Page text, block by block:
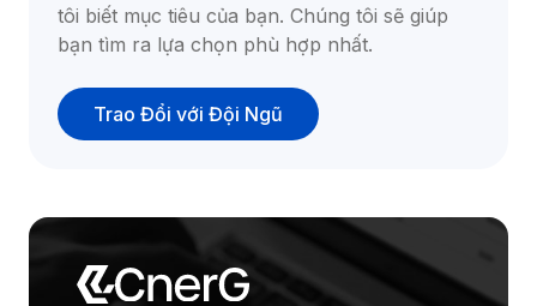
tôi biết mục tiêu của bạn. Chúng tôi sẽ giúp
bạn tìm ra lựa chọn phù hợp nhất.
Trao Đổi với Đội Ngũ